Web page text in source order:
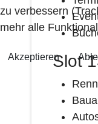
Slot
zu verbessern
mehr alle
Akzeptieren